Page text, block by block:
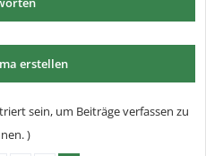
erstellen
sein, um Beiträge verfassen zu
)